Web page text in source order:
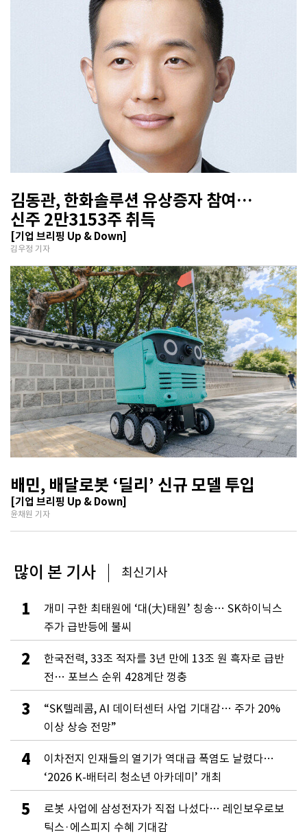
김동관, 한화솔루션 유상증자 참여…
신주 2만3153주 취득
[기업 브리핑 Up & Down]
김우정 기자
배민, 배달로봇 ‘딜리’ 신규 모델 투입
[기업 브리핑 Up & Down]
윤채원 기자
많이 본 기사 최신기사
1
개미 구한 최태원에 ‘대(大)태원’ 칭송… SK하이닉스
주가 급반등에 불씨
2
한국전력, 33조 적자를 3년 만에 13조 원 흑자로 급반
전… 포브스 순위 428계단 껑충
3
“SK텔레콤, AI 데이터센터 사업 기대감… 주가 20%
이상 상승 전망”
4
이차전지 인재들의 열기가 역대급 폭염도 날렸다…
‘2026 K-배터리 청소년 아카데미’ 개최
5
로봇 사업에 삼성전자가 직접 나섰다… 레인보우로보
틱스·에스피지 수혜 기대감